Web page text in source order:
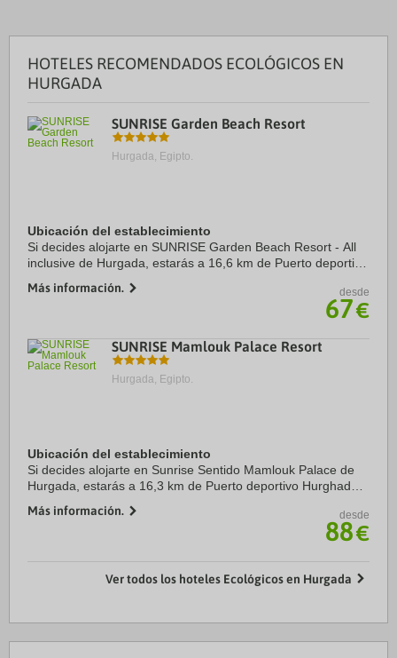
HOTELES RECOMENDADOS ECOLÓGICOS EN
HURGADA
SUNRISE Garden Beach Resort
Hurgada, Egipto.
Ubicación del establecimiento
Si decides alojarte en SUNRISE Garden Beach Resort - All
inclusive de Hurgada, estarás a 16,6 km de Puerto deportivo
Center. Además, este alojamiento ...
Más información. desde
67€
SUNRISE Mamlouk Palace Resort
Hurgada, Egipto.
Ubicación del establecimiento
Si decides alojarte en Sunrise Sentido Mamlouk Palace de
Hurgada, estarás a 16,3 km de Puerto deportivo Hurghada y
este alojamiento con todo ...
Más información. desde
88€
Ver todos los hoteles Ecológicos en Hurgada